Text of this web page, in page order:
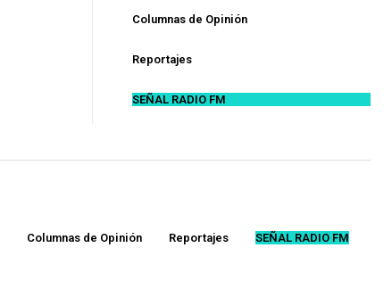
Columnas de Opinión
Reportajes
SEÑAL RADIO FM
Columnas de Opinión Reportajes SEÑAL RADIO FM